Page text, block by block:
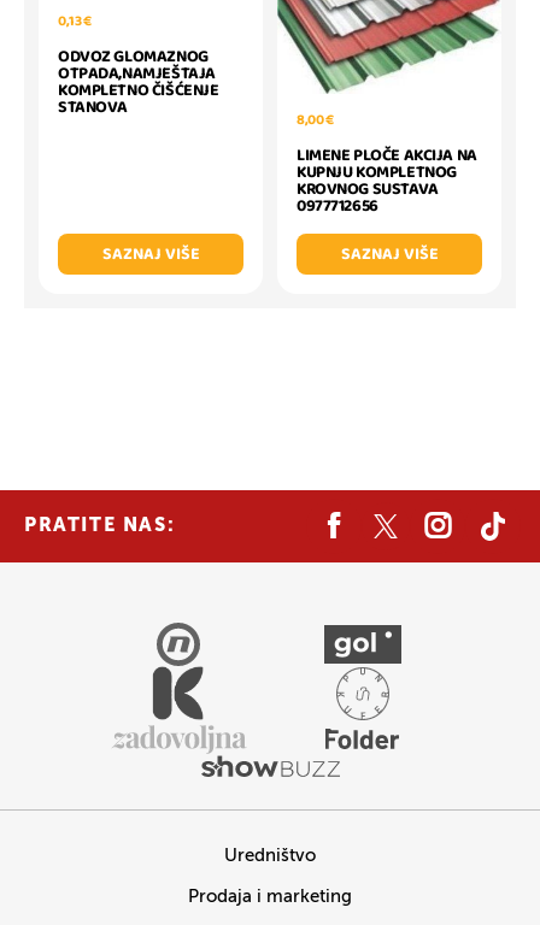
0,13 €
ODVOZ GLOMAZNOG
OTPADA,NAMJEŠTAJA
KOMPLETNO ČIŠĆENJE
STANOVA
SAZNAJ VIŠE
8,00 €
LIMENE PLOČE AKCIJA NA
KUPNJU KOMPLETNOG
KROVNOG SUSTAVA
0977712656
SAZNAJ VIŠE
PRATITE NAS:
Uredništvo
Prodaja i marketing